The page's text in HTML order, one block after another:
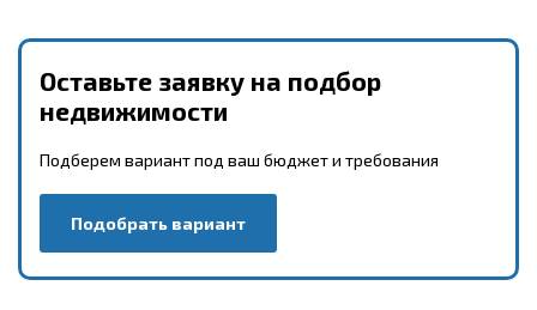
Оставьте заявку на подбор
недвижимости
Подберем вариант под ваш бюджет и требования
Подобрать вариант